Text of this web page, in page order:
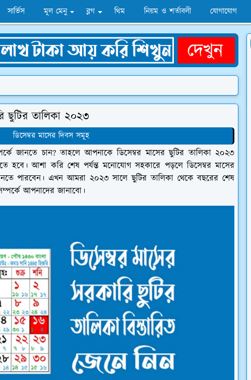
সার্ভিস মূল মেনু ব্লগ থিম নিয়ম ও শর্তাবলী যোগাযোগ
ছুটির তালিকা ২০২৩
ডিসেম্বর মাসের দিবস সমূহ
জানতে চান? তাহলে আপনাকে ডিসেম্বর মাসের ছুটির তালিকা ২০২৩
হবে। আশা করি শেষ পর্যন্ত মনোযোগ সহকারে পড়লে ডিসেম্বর মাসের
পারবেন। এখন আমরা ২০২৩ সালে ছুটির তালিকা থেকে বছরের শেষ
আপনাদের জানাবো।